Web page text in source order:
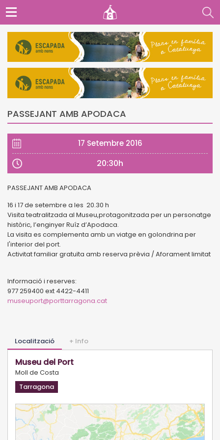
PASSEJANT AMB APODACA
17 Setembre 2016
20:30h
PASSEJANT AMB APODACA
16 i 17 de setembre a les 20.30 h
Visita teatralitzada al Museu,protagonitzada per un personatge
històric, l’enginyer Ruíz d’Apodaca.
La visita es complementa amb un viatge en golondrina per
l'interior del port.
Activitat familiar gratuïta amb reserva prèvia / Aforament limitat
Informació i reserves:
977 259400 ext 4422-4411
museuport@porttarragona.cat
Localització + Info
Museu del Port
Moll de Costa
Tarragona